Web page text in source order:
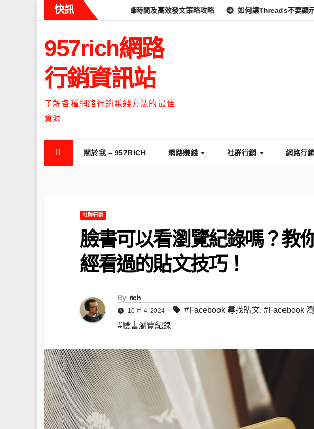
快訊
什麼時候流量最高？流量高峰時間及高效發文策略攻略 如何讓Threads不要顯示IG？完整
957rich網路
行銷資訊站
了解各種網路行銷賺錢方法的最佳
資源
關於我 – 957RICH 網路賺錢 社群行銷 網路行
社群行銷
臉書可以看瀏覽紀錄嗎？教
經看過的貼文技巧！
By rich
10 月 4, 2024 #Facebook 尋找貼文, #Facebook
#臉書瀏覽紀錄